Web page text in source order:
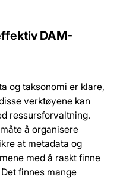
DAM-
og taksonomi er klare,
verktøyene kan
ressursforvaltning.
å organisere
at metadata og
med å raskt finne
finnes mange